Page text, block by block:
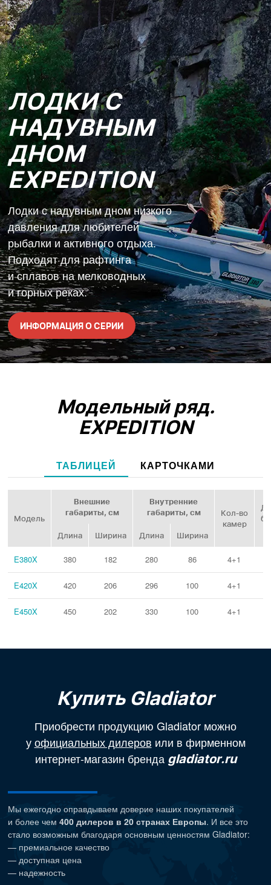
ЛОДКИ С
НАДУВНЫМ
ДНОМ
EXPEDITION
Лодки с надувным дном низкого
давления для любителей
рыбалки и активного отдыха.
Подходят для рафтинга
и сплавов на мелководных
и горных реках.
ИНФОРМАЦИЯ О СЕРИИ
Модельный ряд.
EXPEDITION
ТАБЛИЦЕЙ КАРТОЧКАМИ
Модель
Внешние
габариты, см
Внутренние
габариты, см
Кол‑во
камер
Длина
Ширина Длина Ширина
E380X 380 182 280 86 4+1
E420X 420 206 296 100 4+1
E450X 450 202 330 100 4+1
Купить Gladiator
Приобрести продукцию Gladiator можно
уофициальных дилеров или в фирменном
интернет-магазин бренда gladiator.ru
Мы ежегодно оправдываем доверие наших покупателей
и более чем 400 дилеров в 20 странах Европы. И все это
стало возможным благодаря основным ценностям Gladiator:
— премиальное качество
— доступная цена
— надежность